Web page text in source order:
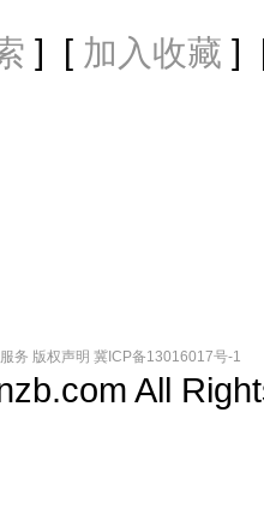
] [ 加入收藏 ]
务 版权声明 冀ICP备13016017号-1
All